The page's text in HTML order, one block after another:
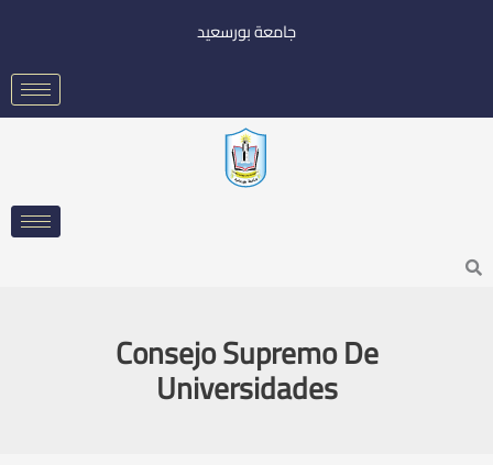
جامعة بورسعيد
Search
Consejo Supremo De
Universidades